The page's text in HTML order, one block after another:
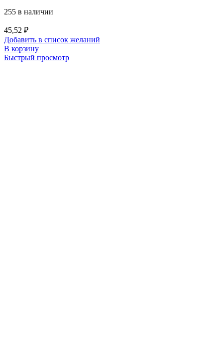
255 в наличии
45,52 ₽
Добавить в список желаний
В корзину
Быстрый просмотр